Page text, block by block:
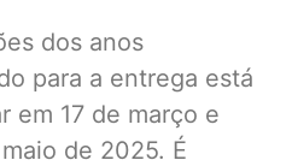
dos anos
para a entrega está
em 17 de março e
de 2025. É